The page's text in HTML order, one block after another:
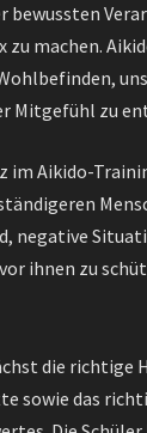
bewussten
machen.
Mitgefühl zu
im Aikido-
negative
ihnen zu
die richtige
sowie das